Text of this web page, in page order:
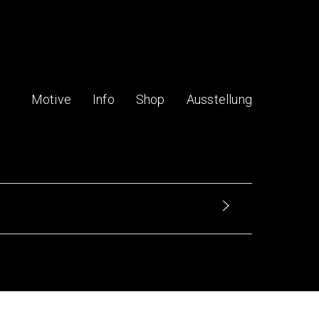
Motive Info Shop Ausstellung